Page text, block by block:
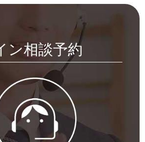
ン相談予約